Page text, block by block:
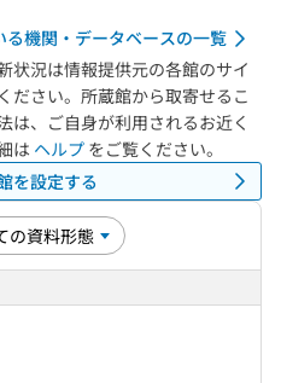
る機関・データベースの一覧
状況は情報提供元の各館のサイ
ださい。所蔵館から取寄せるこ
は、ご自身が利用されるお近く
は ヘルプ をご覧ください。
を設定する